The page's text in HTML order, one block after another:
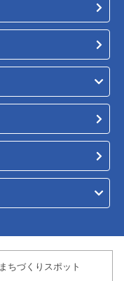
まちづくりスポット